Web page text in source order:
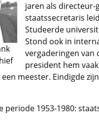
jaren als directeur-
staatssecretaris
Studeerde
Stond ook in
vergaderingen van
president hem
meester. Eindigde
periode 1953-1980: